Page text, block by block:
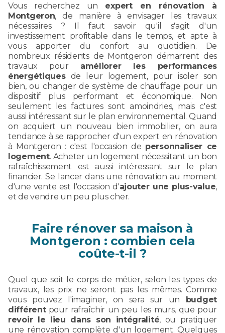
Vous recherchez un expert en rénovation à
Montgeron, de manière à envisager les travaux
nécessaires ? Il faut savoir qu'il s'agit d'un
investissement profitable dans le temps, et apte à
vous apporter du confort au quotidien. De
nombreux résidents de Montgeron démarrent des
travaux pour améliorer les performances
énergétiquesde leur logement, pour isoler son
bien, ou changer de système de chauffage pour un
dispositif plus performant et économique. Non
seulement les factures sont amoindries, mais c'est
aussi intéressant sur le plan environnemental. Quand
on acquiert un nouveau bien immobilier, on aura
tendance à se rapprocher d'un expert en rénovation
à Montgeron : c'est l'occasion de personnaliser ce
logement. Acheter un logement nécessitant un bon
rafraîchissement est aussi intéressant sur le plan
financier. Se lancer dans une rénovation au moment
d'une vente est l'occasion d'ajouter une plus-value,
et de vendre un peu plus cher.
Faire rénover sa maison à
Montgeron : combien cela
coûte-t-il ?
Quel que soit le corps de métier, selon les types de
travaux, les prix ne seront pas les mêmes. Comme
vous pouvez l'imaginer, on sera sur un budget
différentpour rafraîchir un peu les murs, que pour
revoir le lieu dans son intégralité, ou pratiquer
une rénovation complète d'un logement. Quelques